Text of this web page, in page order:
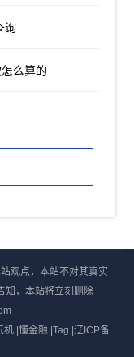
询
么算的
观点，本站不对其真实
知，本站将立刻删除
机|懂金融 |Tag |辽ICP备